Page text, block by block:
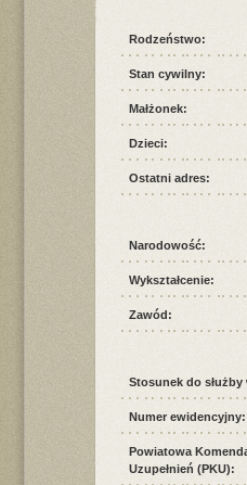
Rodzeństwo:
Stan cywilny:
Małżonek:
Dzieci:
Ostatni adres:
Narodowość:
Wykształcenie:
Zawód:
Stosunek do
Numer ewidencyjny:
Powiatowa
Uzupełnień (PKU):